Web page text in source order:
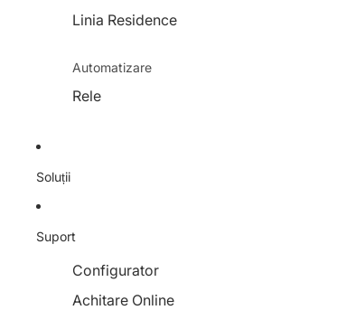
Linia Residence
Automatizare
Rele
Soluții
Suport
Configurator
Achitare Online